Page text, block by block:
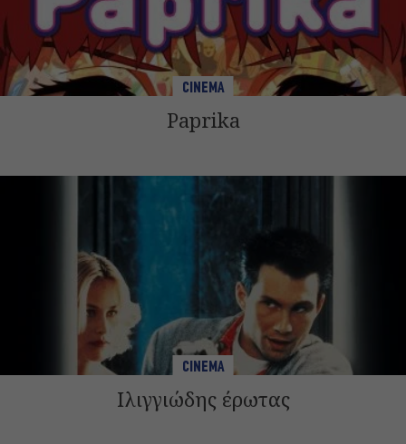
CINEMA
Paprika
CINEMA
Ιλιγγιώδης έρωτας